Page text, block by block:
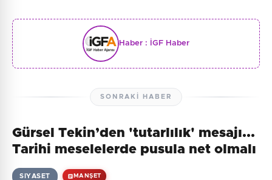
Haber : İGF Haber
SONRAKI HABER
Gürsel Tekin’den 'tutarlılık' mesajı...
Tarihi meselelerde pusula net olmalı
SIYASET MANŞET